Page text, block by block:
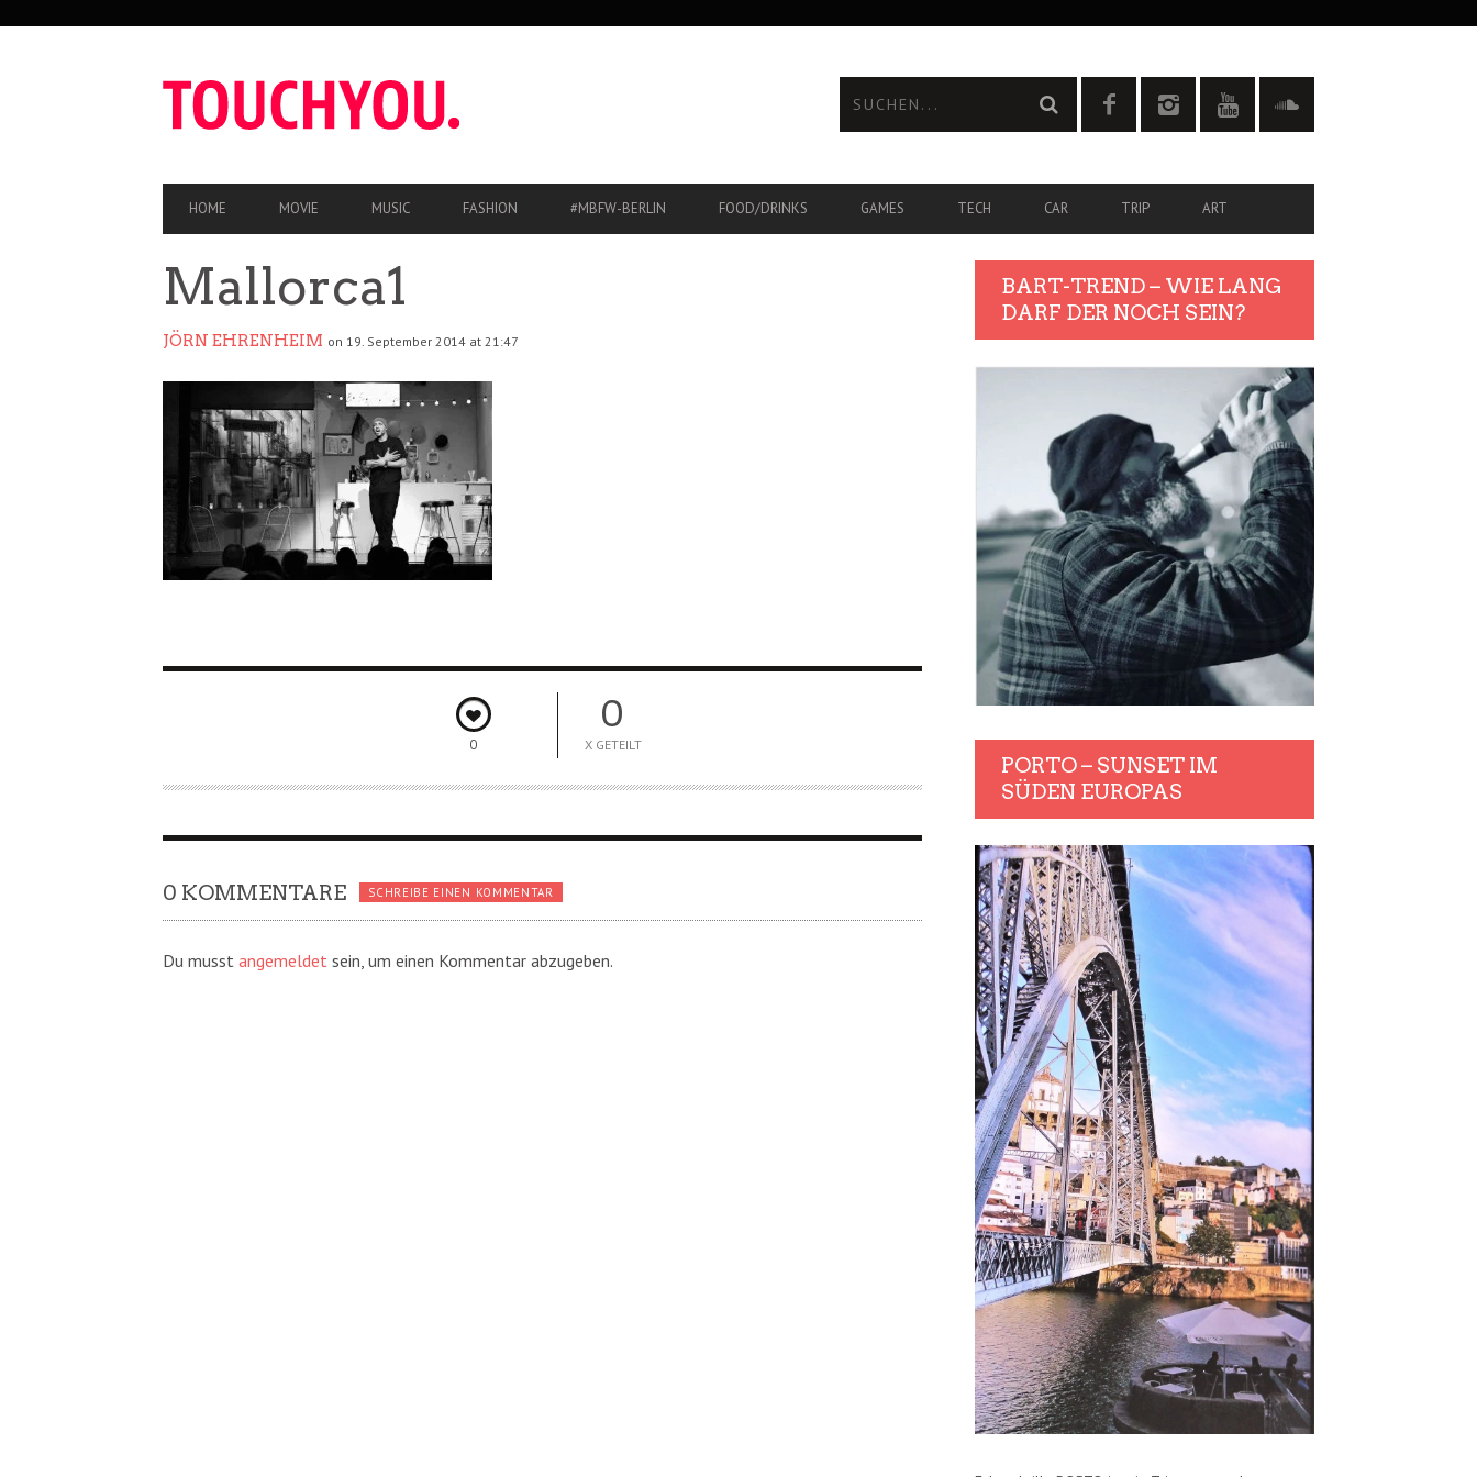
HAUPT-
NAVIGATION
HOME MOVIE MUSIC FASHION #MBFW-BERLIN FOOD/DRINKS GAMES TECH CAR TRIP ART
Mallorca1
JÖRN EHRENHEIM on 19. September 2014 at 21:47
0
0
X GETEILT
0 KOMMENTARE SCHREIBE EINEN KOMMENTAR
Du musst angemeldet sein, um einen Kommentar abzugeben.
BART-TREND – WIE LANG
DARF DER NOCH SEIN?
PORTO – SUNSET IM
SÜDEN EUROPAS